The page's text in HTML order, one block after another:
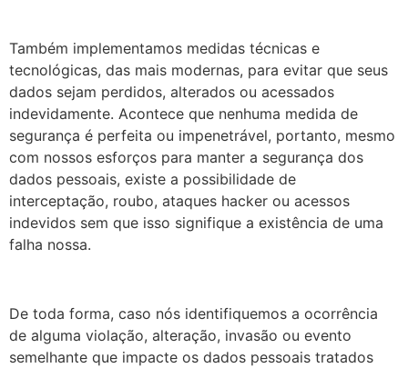
Também implementamos medidas técnicas e
tecnológicas, das mais modernas, para evitar que seus
dados sejam perdidos, alterados ou acessados
indevidamente. Acontece que nenhuma medida de
segurança é perfeita ou impenetrável, portanto, mesmo
com nossos esforços para manter a segurança dos
dados pessoais, existe a possibilidade de
interceptação, roubo, ataques hacker ou acessos
indevidos sem que isso signifique a existência de uma
falha nossa.
De toda forma, caso nós identifiquemos a ocorrência
de alguma violação, alteração, invasão ou evento
semelhante que impacte os dados pessoais tratados